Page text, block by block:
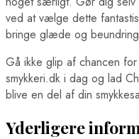
ved at vælge dette
bringe glæde og
Gå ikke glip af chancen
smykkeri.dk i dag og lad
blive en del af din
Yderligere